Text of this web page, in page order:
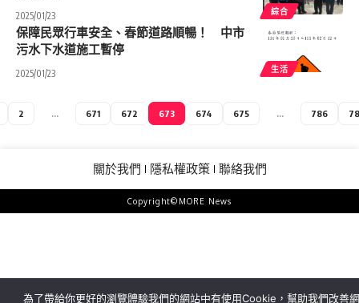
綜合
2025/01/23
生活
保障民眾行車安全、春節道路順暢！ 中市
污水下水道施工暫停
2025/01/23
2 ... 671 672 673 674 675 ... 786
關於我們 隱私權政策 聯絡我們
Copyright©MORE News
為了帶給你更好的瀏覽體驗我們的網站中有使用Cookie，幫助我們改善